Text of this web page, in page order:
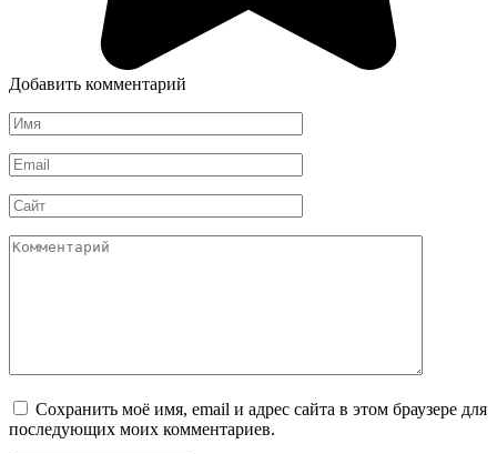
Добавить комментарий
Имя
*
Email
*
Сайт
Комментарий
Сохранить моё имя, email и адрес сайта в этом браузере для
последующих моих комментариев.